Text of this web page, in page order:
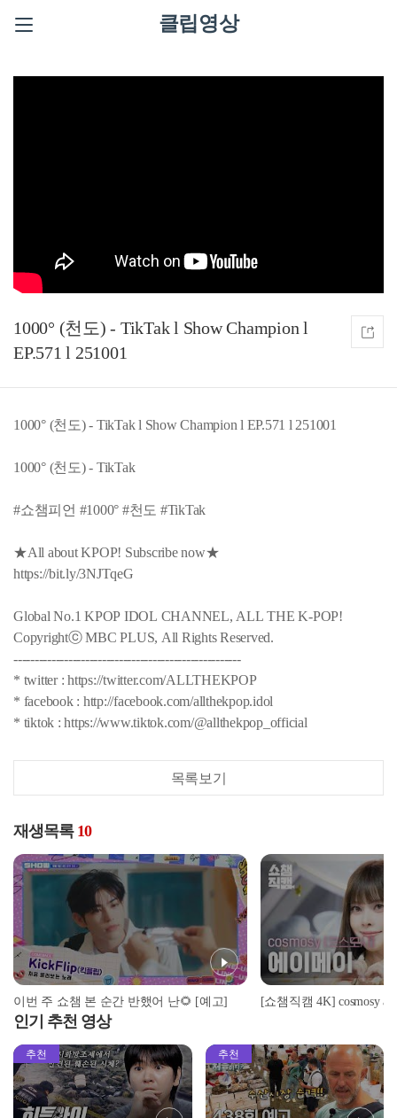
클립영상
1000° (천도) - TikTak l Show Champion l
EP.571 l 251001
1000° (천도) - TikTak l Show Champion l EP.571 l 251001
1000° (천도) - TikTak
#쇼챔피언 #1000° #천도 #TikTak
★All about KPOP! Subscribe now★
https://bit.ly/3NJTqeG
Global No.1 KPOP IDOL CHANNEL, ALL THE K-POP!
Copyrightⓒ MBC PLUS, All Rights Reserved.
------------------------------------------------------
* twitter : https://twitter.com/ALLTHEKPOP
* facebook : http://facebook.com/allthekpop.idol
* tiktok : https://www.tiktok.com/@allthekpop_official
목록보기
재생목록 10
이번 주 쇼챔 본 순간 반했어 난🌻 [예고]
인기 추천 영상
추천 추천